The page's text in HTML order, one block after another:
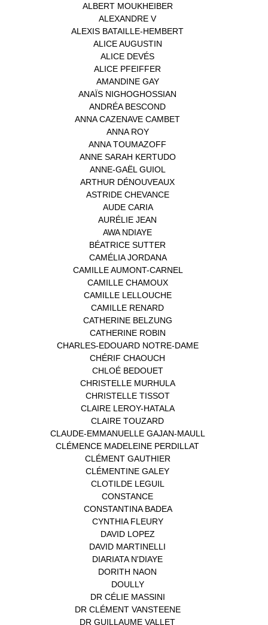
ALBERT MOUKHEIBER
ALEXANDRE V(1)
ALEXIS BATAILLE-HEMBERT
ALICE AUGUSTIN
ALICE DEVÉS
ALICE PFEIFFER
AMANDINE GAY(1)
ANAÏS NIGHOGHOSSIAN
ANDRÉA BESCOND
ANNA CAZENAVE CAMBET
ANNA ROY(1)
ANNA TOUMAZOFF
ANNE SARAH KERTUDO(1)
ANNE-GAËL GUIOL
ARTHUR DÉNOUVEAUX
ASTRIDE CHEVANCE(3)
AUDE CARIA(1)
AURÉLIE JEAN
AWA NDIAYE
BÉATRICE SUTTER
CAMÉLIA JORDANA(1)
CAMILLE AUMONT-CARNEL
CAMILLE CHAMOUX(1)
CAMILLE LELLOUCHE(1)
CAMILLE RENARD
CATHERINE BELZUNG
CATHERINE ROBIN
CHARLES-EDOUARD NOTRE-DAME(1)
CHÉRIF CHAOUCH
CHLOÉ BEDOUET(1)
CHRISTELLE MURHULA(1)
CHRISTELLE TISSOT(2)
CLAIRE LEROY-HATALA(1)
CLAIRE TOUZARD
CLAUDE-EMMANUELLE GAJAN-MAULL
CLÉMENCE MADELEINE PERDILLAT
CLÉMENT GAUTHIER
CLÉMENTINE GALEY
CLOTILDE LEGUIL
CONSTANCE
CONSTANTINA BADEA(1)
CYNTHIA FLEURY(2)
DAVID LOPEZ
DAVID MARTINELLI
DIARIATA N'DIAYE
DORITH NAON
DOULLY(1)
DR CÉLIE MASSINI
DR CLÉMENT VANSTEENE(1)
DR GUILLAUME VALLET